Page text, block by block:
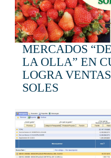
MERCADOS
LA OLLA” EN
LOGRA
SOLES